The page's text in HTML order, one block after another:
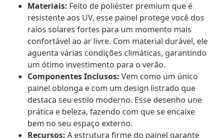
Materiais: Feito de poliéster premium que é
resistente aos UV, esse painel protege você dos
raios solares fortes para um momento mais
confortável ao ar livre. Com material durável, ele
aguenta várias condições climáticas, garantindo
um ótimo investimento para o verão.
Componentes Inclusos: Vem como um único
painel oblonga e com um design listrado que
destaca seu estilo moderno. Esse desenho une
prática e beleza, fazendo com que se encaixe
bem no seu espaço externo.
Recursos: A estrutura firme do painel garante